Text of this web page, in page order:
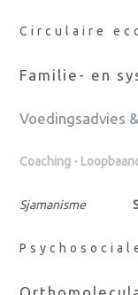
Circulaire
Familie- en
Voedingsadvies
Coaching -
Sjamanisme